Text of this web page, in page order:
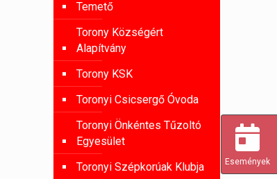
Temető
Torony Községért
Alapítvány
Torony KSK
Toronyi Csicsergő Óvoda
Toronyi Önkéntes Tűzoltó
Egyesület
Toronyi Szépkorúak Klubja
Események